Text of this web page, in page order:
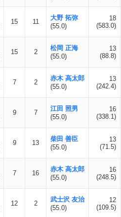
15 11
大野 拓弥
(55.0)
18
(583.0)
15 2
松岡 正海
(55.0)
13
(88.8)
7 2
赤木 高太郎
(55.0)
13
(242.4)
9 7
江田 照男
(55.0)
16
(338.1)
9 13
柴田 善臣
(55.0)
13
(71.5)
7 16
赤木 高太郎
(55.0)
16
(248.5)
12 2
武士沢 友治
(55.0)
12
(109.5)